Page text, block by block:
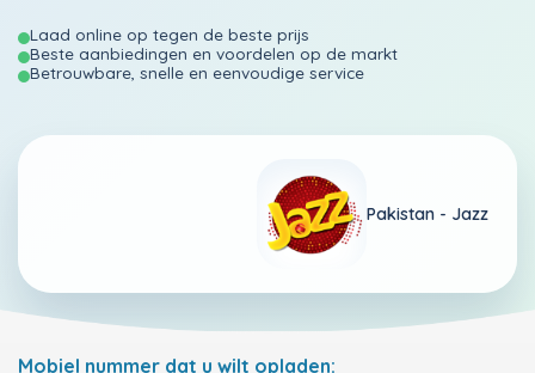
Laad online op tegen de beste prijs
Beste aanbiedingen en voordelen op de markt
Betrouwbare, snelle en eenvoudige service
Pakistan - Jazz
Mobiel nummer dat u wilt opladen: